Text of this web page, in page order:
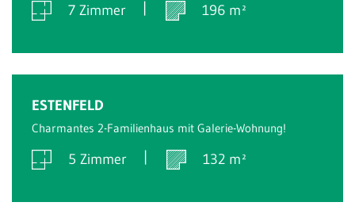
7 Zimmer 196 m²
ESTENFELD
Charmantes 2-Familienhaus mit Galerie-Wohnung!
5 Zimmer 132 m²